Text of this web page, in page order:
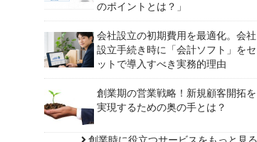
のポイントとは？」
会社設立の初期費用を最適化。会社
設立手続き時に「会計ソフト」をセ
ットで導入すべき実務的理由
創業期の営業戦略！新規顧客開拓を
実現するための奥の手とは？
創業時に役立つサービスをもっと見る